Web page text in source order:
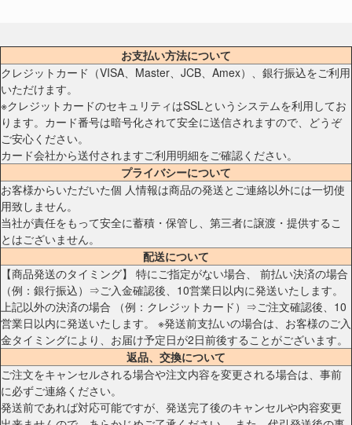
お支払い方法について
クレジットカード（VISA、Master、JCB、Amex）、銀行振込をご利用
いただけます。
※クレジットカードのセキュリティはSSLというシステムを利用してお
ります。カード番号は暗号化されて安全に送信されますので、どうぞ
ご安心ください。
カード会社から送付されますご利用明細をご確認ください。
プライバシーについて
お客様からいただいた個 人情報は商品の発送とご連絡以外には一切使
用致しません。
当社が責任をもって安全に蓄積・保管し、第三者に譲渡・提供するこ
とはございません。
配送について
【商品発送のタイミング】 特にご指定がない場合、 前払い決済の場合
（例：銀行振込）⇒ご入金確認後、10営業日以内に発送いたします。
上記以外の決済の場合 （例：クレジットカード）⇒ご注文確認後、10
営業日以内に発送いたします。 ※発送前支払いの場合は、お客様のご入
金タイミングにより、お届け予定日が2日前後することがございます。
返品、交換について
ご注文をキャンセルされる場合や注文内容を変更される場合は、事前
に必ずご連絡ください。
発送前であれば対応可能ですが、発送完了後のキャンセルや内容変更